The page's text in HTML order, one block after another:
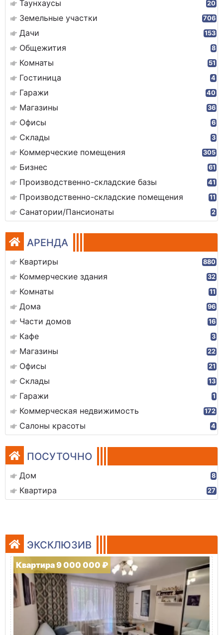
Таунхаусы 20
Земельные участки 706
Дачи 153
Общежития 8
Комнаты 51
Гостиница 4
Гаражи 40
Магазины 36
Офисы 6
Склады 3
Коммерческие помещения 305
Бизнес 61
Производственно-складские базы 41
Производственно-складские помещения 11
Санатории/Пансионаты 2
АРЕНДА
Квартиры 880
Коммерческие здания 32
Комнаты 11
Дома 96
Части домов 16
Кафе 3
Магазины 22
Офисы 21
Склады 13
Гаражи 1
Коммерческая недвижимость 172
Салоны красоты 4
ПОСУТОЧНО
Дом 8
Квартира 27
ЭКСКЛЮЗИВ
Квартира 9 000 000 ₽